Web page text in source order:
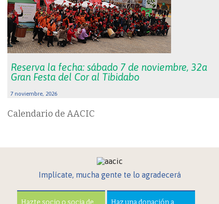
Reserva la fecha: sábado 7 de noviembre, 32a
Gran Festa del Cor al Tibidabo
7 noviembre, 2026
Calendario de AACIC
Implícate, mucha gente te lo agradecerá